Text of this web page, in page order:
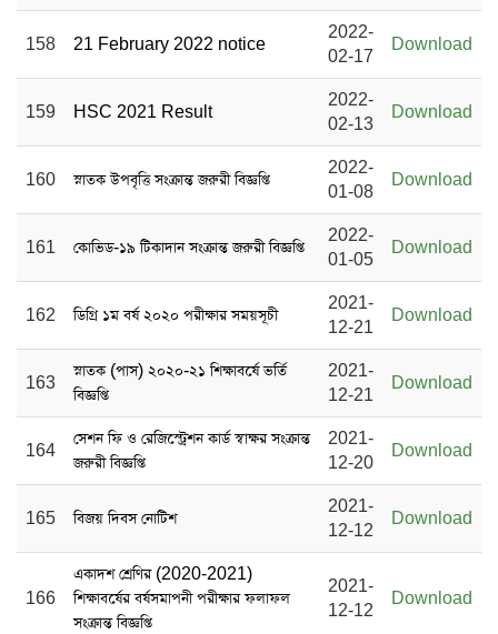
158 21 February 2022 notice
2022-
02-17
Download
159 HSC 2021 Result
2022-
02-13
Download
160 স্নাতক উপবৃত্তি সংক্রান্ত জরুরী বিজ্ঞপ্তি
2022-
01-08
Download
161 কোভিড-১৯ টিকাদান সংক্রান্ত জরুরী বিজ্ঞপ্তি
2022-
01-05
Download
162 ডিগ্রি ১ম বর্ষ ২০২০ পরীক্ষার সময়সূচী
2021-
12-21
Download
163
স্নাতক (পাস) ২০২০-২১ শিক্ষাবর্ষে ভর্তি
বিজ্ঞপ্তি
2021-
12-21
Download
164
সেশন ফি ও রেজিস্ট্রেশন কার্ড স্বাক্ষর সংক্রান্ত
জরুরী বিজ্ঞপ্তি
2021-
12-20
Download
165 বিজয় দিবস নোটিশ
2021-
12-12
Download
166
একাদশ শ্রেণির (2020-2021)
শিক্ষাবর্ষের বর্ষসমাপনী পরীক্ষার ফলাফল
সংক্রান্ত বিজ্ঞপ্তি
2021-
12-12
Download